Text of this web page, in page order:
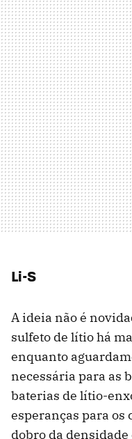
Li-S
A ideia não é
sulfeto de lítio há
enquanto
necessária para as
baterias de lítio-
esperanças para os
dobro da